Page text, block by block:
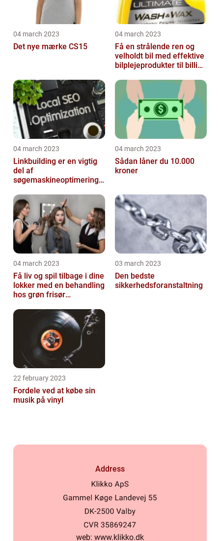
04 march 2023
Det nye mærke CS15
04 march 2023
Få en strålende ren og
velholdt bil med effektive
bilplejeprodukter til billige
04 march 2023
Linkbuilding er en vigtig
del af
søgemaskineoptimeringe
04 march 2023
Sådan låner du 10.000
kroner
04 march 2023
Få liv og spil tilbage i dine
lokker med en behandling
hos grøn frisør
03 march 2023
Den bedste
sikkerhedsforanstaltning
22 february 2023
Fordele ved at købe sin
musik på vinyl
Address
web: www.klikko.dk